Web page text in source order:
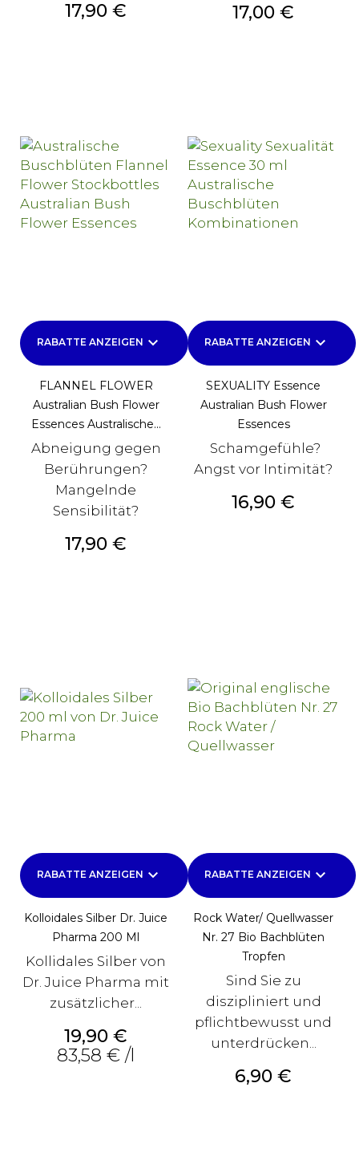
Preis
17,90 € Preis
17,00 €
RABATTE ANZEIGEN keyboard_arrow_down
FLANNEL FLOWER
Australian Bush Flower
Essences Australische...
Abneigung gegen
Berührungen?
Mangelnde
Sensibilität?
Preis
17,90 €
RABATTE ANZEIGEN keyboard_arrow_down
SEXUALITY Essence
Australian Bush Flower
Essences
Schamgefühle?
Angst vor Intimität?
Preis
16,90 €
RABATTE ANZEIGEN keyboard_arrow_down
Kolloidales Silber Dr. Juice
Pharma 200 Ml
Kollidales Silber von
Dr. Juice Pharma mit
zusätzlicher...
Preis
19,90 €
83,58 € /l
RABATTE ANZEIGEN keyboard_arrow_down
Rock Water/ Quellwasser
Nr. 27 Bio Bachblüten
Tropfen
Sind Sie zu
diszipliniert und
pflichtbewusst und
unterdrücken...
Preis
6,90 €